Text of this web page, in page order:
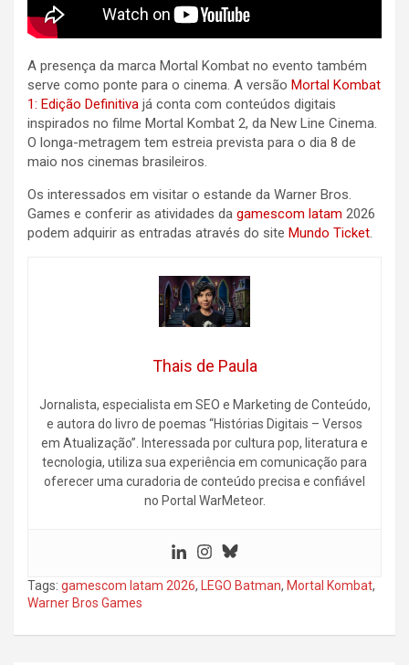
A presença da marca Mortal Kombat no evento também
serve como ponte para o cinema. A versão Mortal Kombat
1: Edição Definitiva já conta com conteúdos digitais
inspirados no filme Mortal Kombat 2, da New Line Cinema.
O longa-metragem tem estreia prevista para o dia 8 de
maio nos cinemas brasileiros.
Os interessados em visitar o estande da Warner Bros.
Games e conferir as atividades da gamescom latam 2026
podem adquirir as entradas através do site Mundo Ticket.
Thais de Paula
Jornalista, especialista em SEO e Marketing de Conteúdo,
e autora do livro de poemas “Histórias Digitais – Versos
em Atualização”. Interessada por cultura pop, literatura e
tecnologia, utiliza sua experiência em comunicação para
oferecer uma curadoria de conteúdo precisa e confiável
no Portal WarMeteor.
Tags: gamescom latam 2026, LEGO Batman, Mortal Kombat,
Warner Bros Games